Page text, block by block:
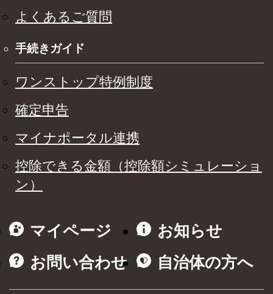
よくあるご質問
手続きガイド
ワンストップ特例制度
確定申告
マイナポータル連携
控除できる金額（控除額シミュレーショ
ン）
マイページ
お知らせ
お問い合わせ
自治体の方へ